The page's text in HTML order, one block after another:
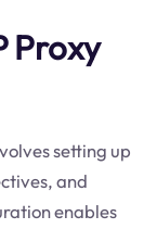
Proxy
setting up
and
enables